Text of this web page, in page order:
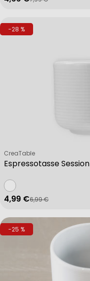
-28 %
Espressotasse Session
Verkäufer:
CreaTable
Verkaufspreis
4,99 €
Regulärer Preis
6,99 €
-25 %